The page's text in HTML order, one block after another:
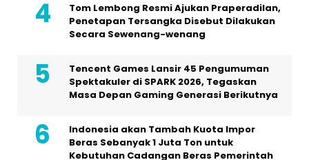
Tom Lembong Resmi Ajukan Praperadilan,
Penetapan Tersangka Disebut Dilakukan
Secara Sewenang-wenang
Tencent Games Lansir 45 Pengumuman
Spektakuler di SPARK 2026, Tegaskan
Masa Depan Gaming Generasi Berikutnya
Indonesia akan Tambah Kuota Impor
Beras Sebanyak 1 Juta Ton untuk
Kebutuhan Cadangan Beras Pemerintah